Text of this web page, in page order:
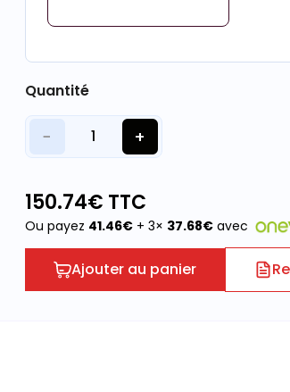
Quantité
− 1 +
150.74€ TTC
Ou payez 41.46€+ 3× 37.68€ avec
Ajouter au panier